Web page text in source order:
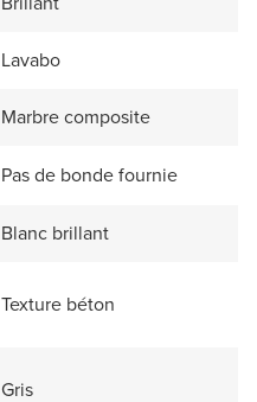
Lavabo
Marbre composite
Pas de bonde fournie
Blanc brillant
Texture béton
Gris